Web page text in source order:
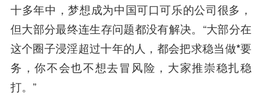
十多年中，梦想成为中国可口可乐的公司很多，
但大部分最终连生存问题都没有解决。“大部分在
这个圈子浸淫超过十年的人， 都会把求稳当做*要
务 ，你不会也不想去冒风险，大家推崇稳扎稳
打。”